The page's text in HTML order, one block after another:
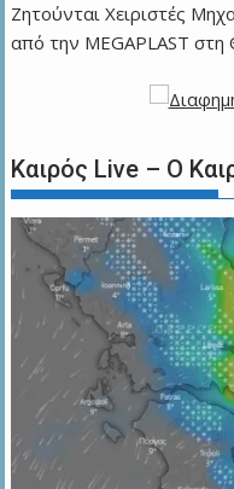
Zητούνται Χειριστές
από την MEGAPLAST
Καιρός Live – Ο